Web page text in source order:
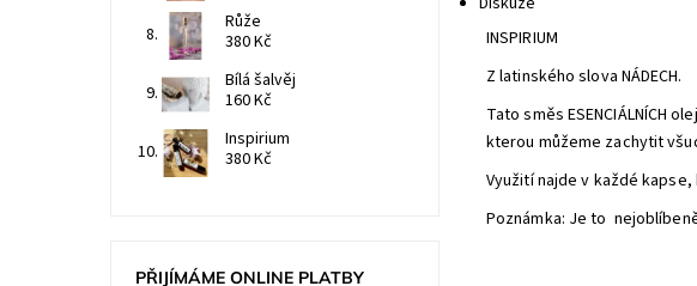
INSPIRIUM
Z latinského slova NÁDECH.
Tato směs ESENCIÁLNÍCH
kterou můžeme zachytit
Využití najde v každé
Poznámka: Je to
Růže
380 Kč
Bílá šalvěj
160 Kč
Inspirium
380 Kč
PŘIJÍMÁME ONLINE PLATBY